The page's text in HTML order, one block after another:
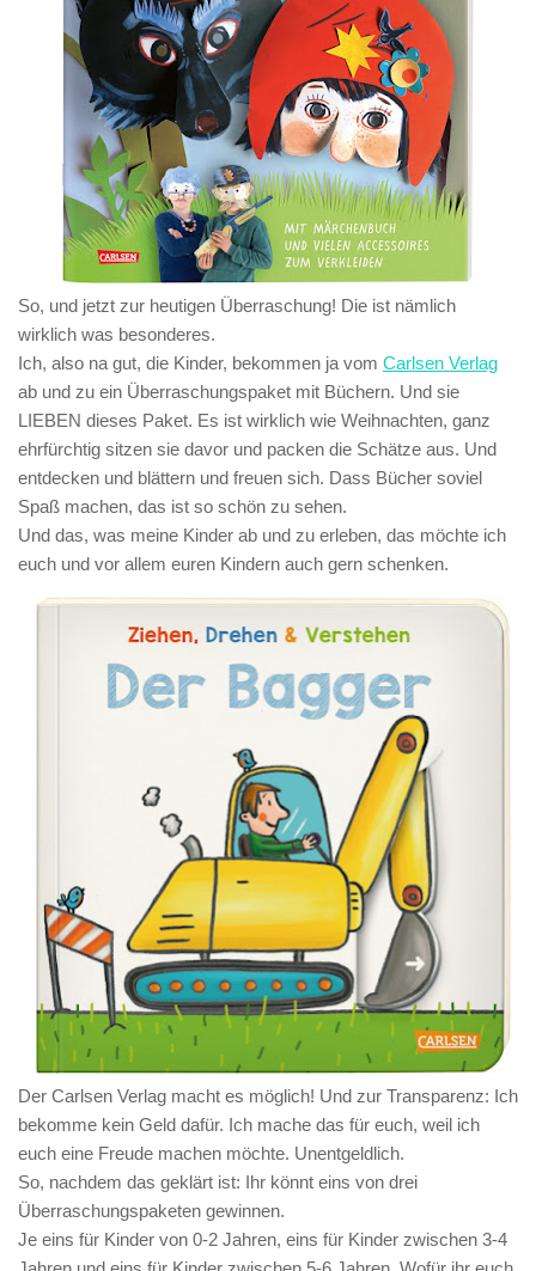
So, und jetzt zur heutigen Überraschung! Die ist nämlich
wirklich was besonderes.
Ich, also na gut, die Kinder, bekommen ja vom Carlsen Verlag
ab und zu ein Überraschungspaket mit Büchern. Und sie
LIEBEN dieses Paket. Es ist wirklich wie Weihnachten, ganz
ehrfürchtig sitzen sie davor und packen die Schätze aus. Und
entdecken und blättern und freuen sich. Dass Bücher soviel
Spaß machen, das ist so schön zu sehen.
Und das, was meine Kinder ab und zu erleben, das möchte ich
euch und vor allem euren Kindern auch gern schenken.
Der Carlsen Verlag macht es möglich! Und zur Transparenz: Ich
bekomme kein Geld dafür. Ich mache das für euch, weil ich
euch eine Freude machen möchte. Unentgeldlich.
So, nachdem das geklärt ist: Ihr könnt eins von drei
Überraschungspaketen gewinnen.
Je eins für Kinder von 0-2 Jahren, eins für Kinder zwischen 3-4